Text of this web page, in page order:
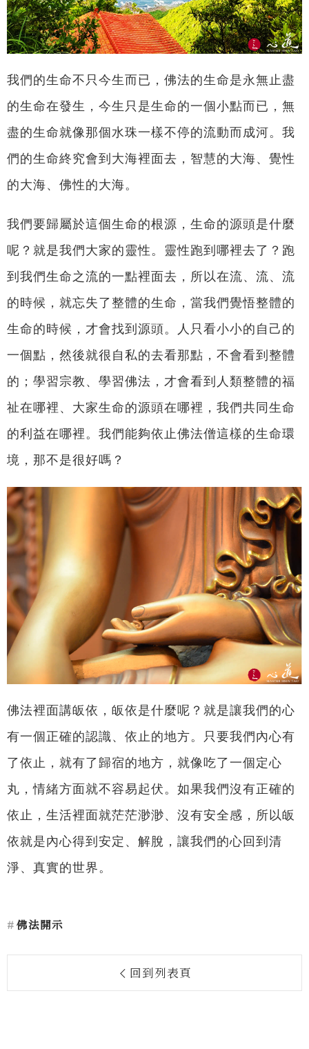
我們的生命不只今生而已，佛法的生命是永無止盡
的生命在發生，今生只是生命的一個小點而已，無
盡的生命就像那個水珠一樣不停的流動而成河。我
們的生命終究會到大海裡面去，智慧的大海、覺性
的大海、佛性的大海。
我們要歸屬於這個生命的根源，生命的源頭是什麼
呢？就是我們大家的靈性。靈性跑到哪裡去了？跑
到我們生命之流的一點裡面去，所以在流、流、流
的時候，就忘失了整體的生命，當我們覺悟整體的
生命的時候，才會找到源頭。人只看小小的自己的
一個點，然後就很自私的去看那點，不會看到整體
的；學習宗教、學習佛法，才會看到人類整體的福
祉在哪裡、大家生命的源頭在哪裡，我們共同生命
的利益在哪裡。我們能夠依止佛法僧這樣的生命環
境，那不是很好嗎？
佛法裡面講皈依，皈依是什麼呢？就是讓我們的心
有一個正確的認識、依止的地方。只要我們內心有
了依止，就有了歸宿的地方，就像吃了一個定心
丸，情緒方面就不容易起伏。如果我們沒有正確的
依止，生活裡面就茫茫渺渺、沒有安全感，所以皈
依就是內心得到安定、解脫，讓我們的心回到清
淨、真實的世界。
佛法開示
回到列表頁